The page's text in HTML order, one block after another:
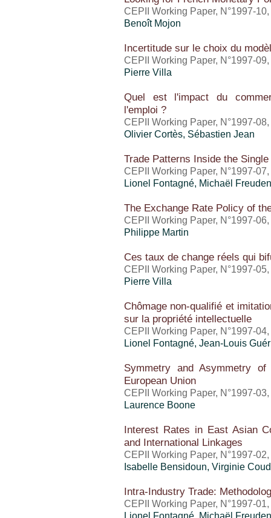
CEPII Working Paper, N°1997-
Benoît Mojon
Incertitude sur le choix du
CEPII Working Paper, N°1997-
Pierre Villa
Quel est l'impact du
l'emploi ?
CEPII Working Paper, N°1997-
Olivier Cortès, Sébastien Jean
Trade Patterns Inside the
CEPII Working Paper, N°1997-
Lionel Fontagné, Michaël
The Exchange Rate Policy of
CEPII Working Paper, N°1997-
Philippe Martin
Ces taux de change réels qui
CEPII Working Paper, N°1997-
Pierre Villa
Chômage non-qualifié et
sur la propriété intellectuelle
CEPII Working Paper, N°1997-
Lionel Fontagné, Jean-Louis
Symmetry and Asymmetry
European Union
CEPII Working Paper, N°1997-
Laurence Boone
Interest Rates in East Asian
and International Linkages
CEPII Working Paper, N°1997-
Isabelle Bensidoun, Virginie
Intra-Industry Trade:
CEPII Working Paper, N°1997-
Lionel Fontagné, Michaël